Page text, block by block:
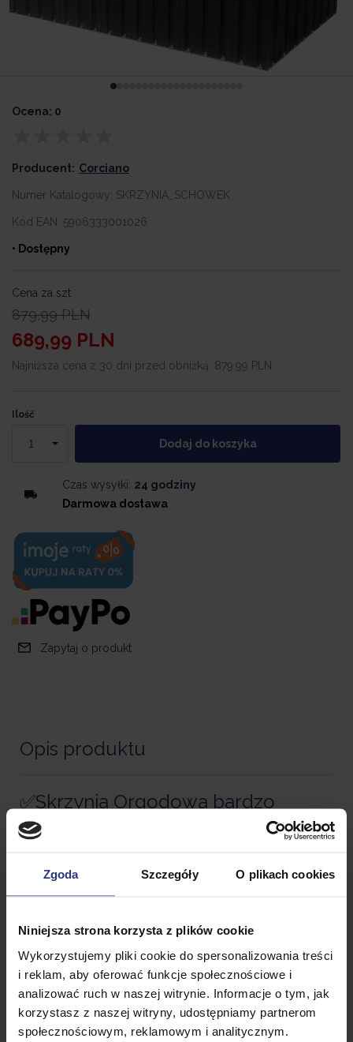
Zgoda Szczegóły O plikach cookies
Niniejsza strona korzysta z plików cookie
Wykorzystujemy pliki cookie do spersonalizowania treści
i reklam, aby oferować funkcje społecznościowe i
analizować ruch w naszej witrynie. Informacje o tym, jak
korzystasz z naszej witryny, udostępniamy partnerom
społecznościowym, reklamowym i analitycznym.
Ocena: 0
Producent: Corciano
Numer Katalogowy: SKRZYNIA_SCHOWEK
Kod EAN: 5906333001026
• Dostępny
Cena za szt
879,99 PLN
689,99 PLN
Najniższa cena z 30 dni przed obniżką: 879,99 PLN
Ilość
Dodaj do koszyka
Czas wysyłki: 24 godziny
Darmowa dostawa
Zapytaj o produkt
Opis produktu
✅Skrzynia Orgodowa bardzo
pojemna i łatwa w czyszczeniu
Prostota formy oraz
Skrzynia przeznaczona jest do przechowywania
różnorodnych narzędzi i akcesoriów ogrodowych,
poduszek oraz zabawek
dziecięcych.
Nowoczesna stylistyka
i klasyczna kolorystyka
umożliwiają dopasowanie skrzyni do każdego
wystroju ogrodu.